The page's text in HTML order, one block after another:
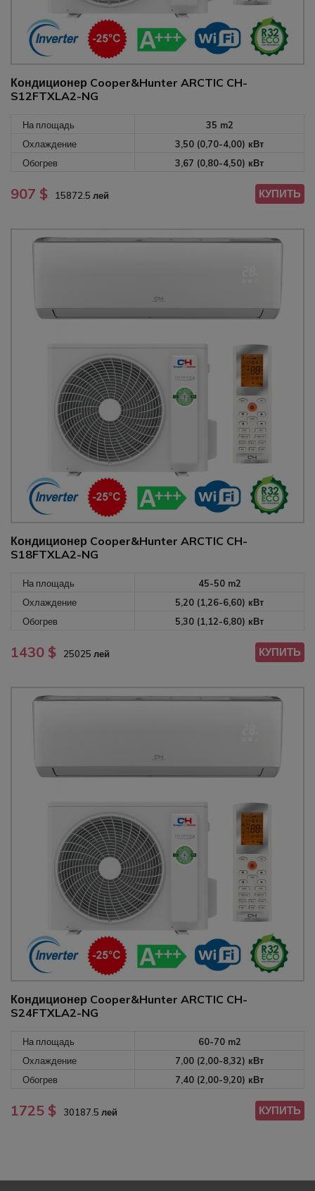
Кондиционер Cooper&Hunter ARCTIC CH-
S12FTXLA2-NG
На площадь
35 m2
Охлаждение
3,50 (0,70-4,00) кВт
Обогрев
3,67 (0,80-4,50) кВт
907 $ 15872.5 лей КУПИТЬ
Кондиционер Cooper&Hunter ARCTIC CH-
S18FTXLA2-NG
На площадь
45-50 m2
Охлаждение
5,20 (1,26-6,60) кВт
Обогрев
5,30 (1,12-6,80) кВт
1430 $ 25025 лей КУПИТЬ
Кондиционер Cooper&Hunter ARCTIC CH-
S24FTXLA2-NG
На площадь
60-70 m2
Охлаждение
7,00 (2,00-8,32) кВт
Обогрев
7,40 (2,00-9,20) кВт
1725 $ 30187.5 лей КУПИТЬ